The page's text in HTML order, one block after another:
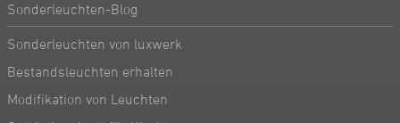
Sonderleuchten-Blog
Sonderleuchten von luxwerk
Bestandsleuchten erhalten
Modifikation von Leuchten